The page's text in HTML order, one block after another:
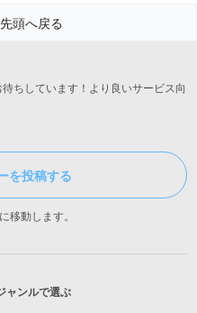
頭へ戻る
ちしています！より良いサービス向
を投稿する
移動します。
ャンルで選ぶ